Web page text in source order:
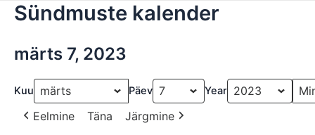
Sündmuste kalender
märts 7, 2023
Kuu Päev Year
Eelmine Täna Järgmine